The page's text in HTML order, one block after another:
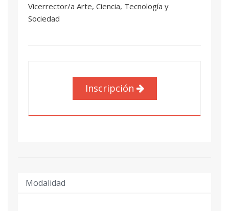
Vicerrector/a Arte, Ciencia, Tecnología y
Sociedad
Inscripción
Modalidad